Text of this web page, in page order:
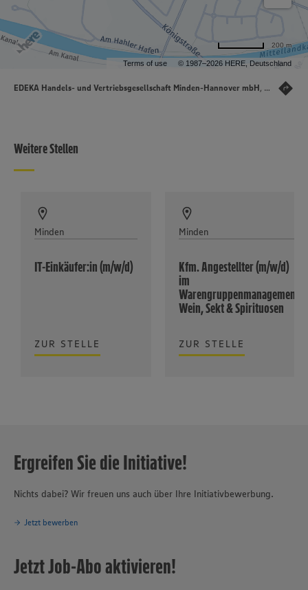
Terms of use © 1987–2026 HERE, Deutschland
200 m
EDEKA Handels- und Vertriebsgesellschaft Minden-Hannover mbH, , 32427 Minden
Weitere Stellen
Minden
IT-Einkäufer:in (m/w/d)
ZUR STELLE
Minden
Kfm. Angestellter (m/w/d)
im
Warengruppenmanagement
Wein, Sekt & Spirituosen
ZUR STELLE
Ergreifen Sie die Initiative!
Nichts dabei? Wir freuen uns auch über Ihre Initiativbewerbung.
Jetzt bewerben
Jetzt Job-Abo aktivieren!